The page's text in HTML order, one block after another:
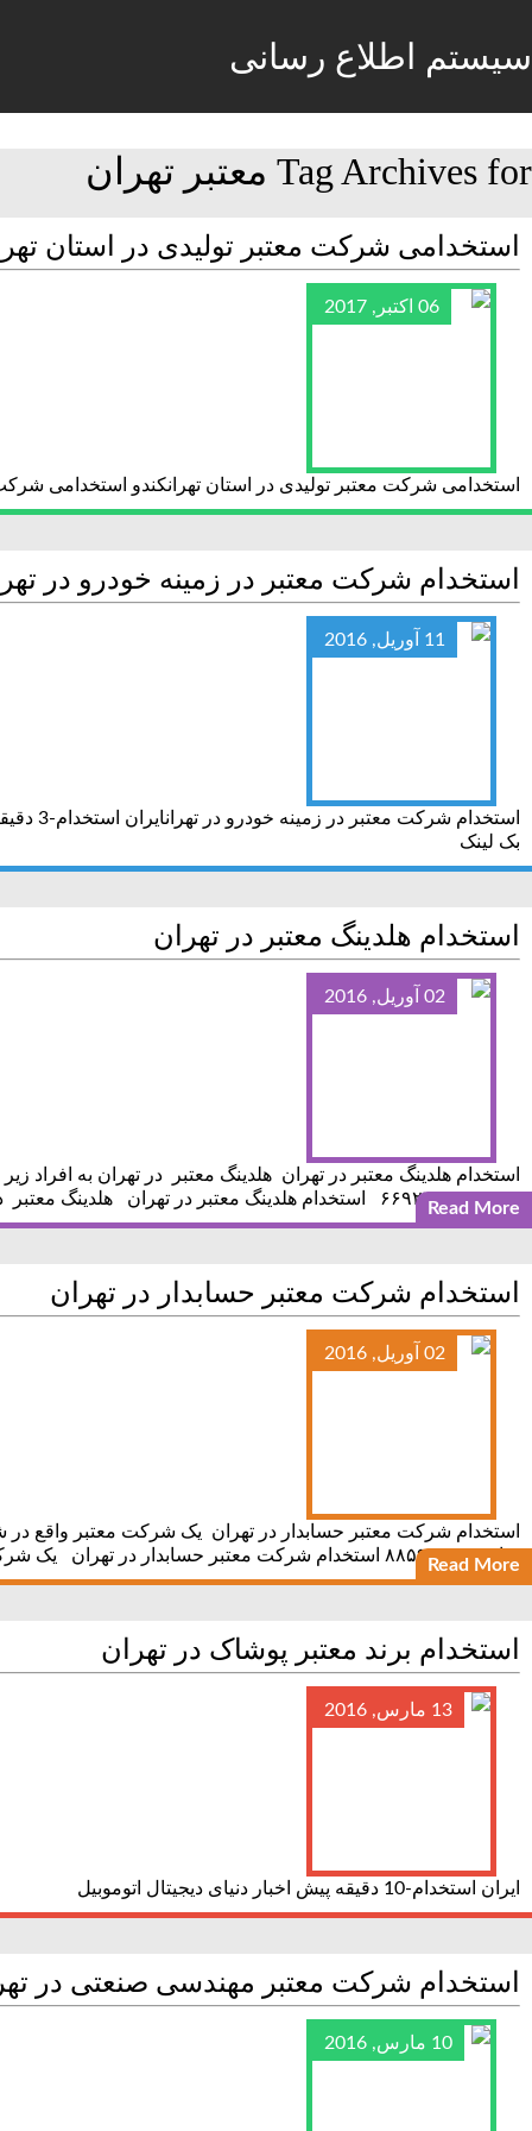
سیستم اطلاع رسانی
Tag Archives for معتبر تهران
استخدامی شرکت معتبر تولیدی در استان
06 اکتبر, 2017
استخدامی شرکت معتبر تولیدی در استان تهرانکندو استخدامی
استخدام شرکت معتبر در زمینه خودرو در
11 آوریل, 2016
بک لینک
استخدام هلدینگ معتبر در تهران
02 آوریل, 2016
رزومه:۶۶۹۲۷۳۰۹ استخدام هلدینگ معتبر در تهران هلدینگ معتبر در تهران به افراد زیر نیازمند است: ۱-رییس حسابداری حداقل ۵
Read More
استخدام شرکت معتبر حسابدار در تهران
02 آوریل, 2016
تماس:۸۸۵۹۱۰۱۸ استخدام شرکت معتبر حسابدار در تهران یک شرکت معتبر واقع در شهرک غرب به یک نفر حسابدار آقا (لیسانس حسابداری)با ۵ سال سابقه کار
Read More
استخدام برند معتبر پوشاک در تهران
13 مارس, 2016
ایران استخدام-10 دقیقه پیش اخبار دنیای دیجیتال اتوموبیل
استخدام شرکت معتبر مهندسی صنعتی در
10 مارس, 2016